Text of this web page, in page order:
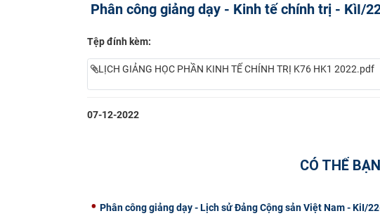
Phân công giảng dạy - Kinh tế chính trị - KìI/
Tệp đính kèm:
LỊCH GIẢNG HỌC PHẦN KINH TẾ CHÍNH TRỊ K76 HK1 2022.pdf
07-12-2022
CÓ THỂ
Phân công giảng dạy - Lịch sử Đảng Cộng sản Việt Nam - KiI/